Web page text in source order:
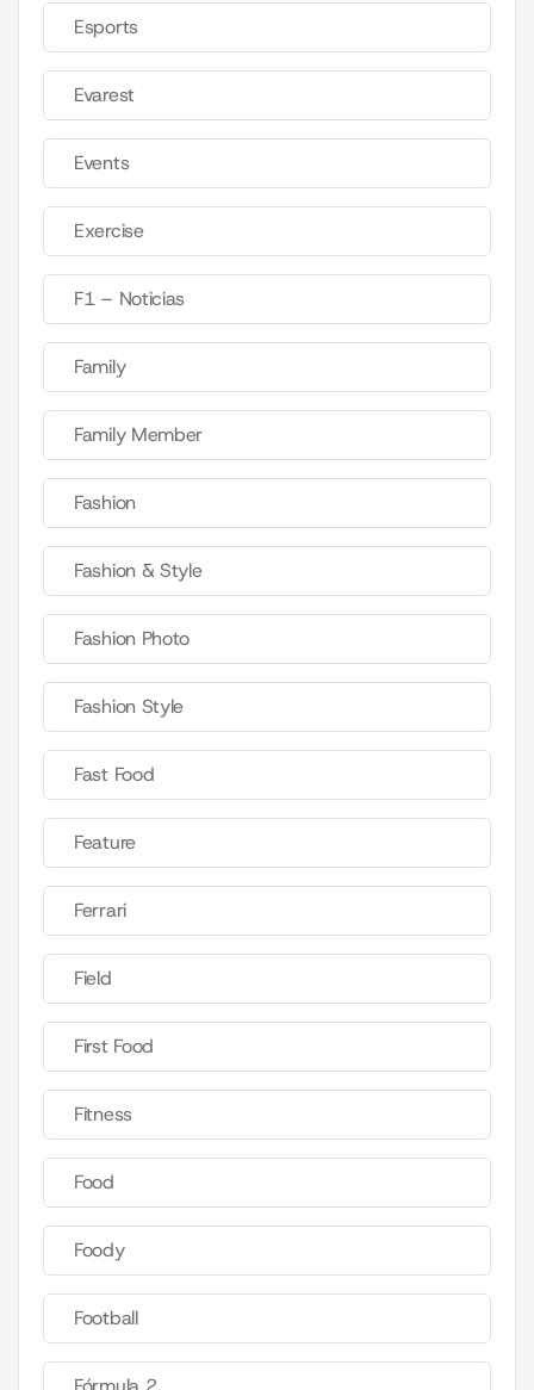
Esports
Evarest
Events
Exercise
F1 – Noticias
Family
Family Member
Fashion
Fashion & Style
Fashion Photo
Fashion Style
Fast Food
Feature
Ferrari
Field
First Food
Fitness
Food
Foody
Football